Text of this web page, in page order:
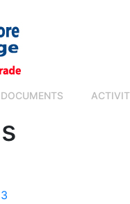
DOCUMENTS